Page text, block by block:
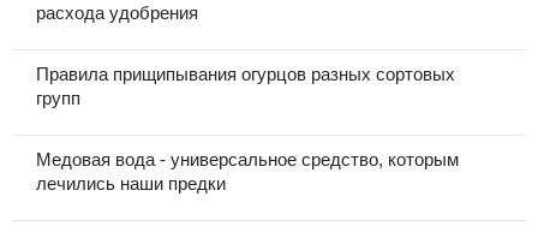
расхода удобрения
Правила прищипывания огурцов разных сортовых
групп
Медовая вода - универсальное средство, которым
лечились наши предки